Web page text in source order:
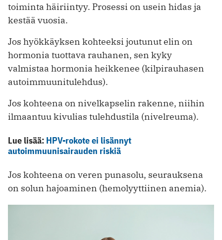
toiminta häiriintyy. Prosessi on usein hidas ja
kestää vuosia.
Jos hyökkäyksen kohteeksi joutunut elin on
hormonia tuottava rauhanen, sen kyky
valmistaa hormonia heikkenee (kilpirauhasen
autoimmuunitulehdus).
Jos kohteena on nivelkapselin rakenne, niihin
ilmaantuu kivulias tulehdustila (nivelreuma).
Lue lisää: HPV-rokote ei lisännyt
autoimmuunisairauden riskiä
Jos kohteena on veren punasolu, seurauksena
on solun hajoaminen (hemolyyttiinen anemia).